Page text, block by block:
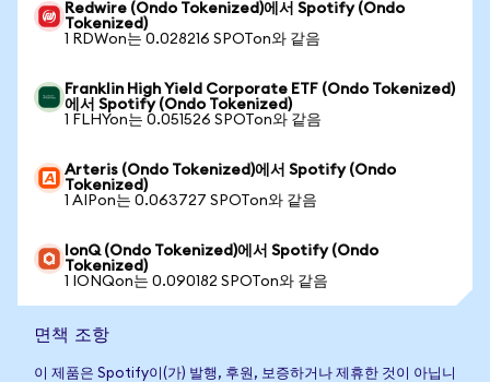
Redwire (Ondo Tokenized)에서 Spotify (Ondo
Tokenized)
1 RDWon는 0.028216 SPOTon와 같음
Franklin High Yield Corporate ETF (Ondo Tokenized)
에서 Spotify (Ondo Tokenized)
1 FLHYon는 0.051526 SPOTon와 같음
Arteris (Ondo Tokenized)에서 Spotify (Ondo
Tokenized)
1 AIPon는 0.063727 SPOTon와 같음
IonQ (Ondo Tokenized)에서 Spotify (Ondo
Tokenized)
1 IONQon는 0.090182 SPOTon와 같음
면책 조항
이 제품은 Spotify이(가) 발행, 후원, 보증하거나 제휴한 것이 아닙니